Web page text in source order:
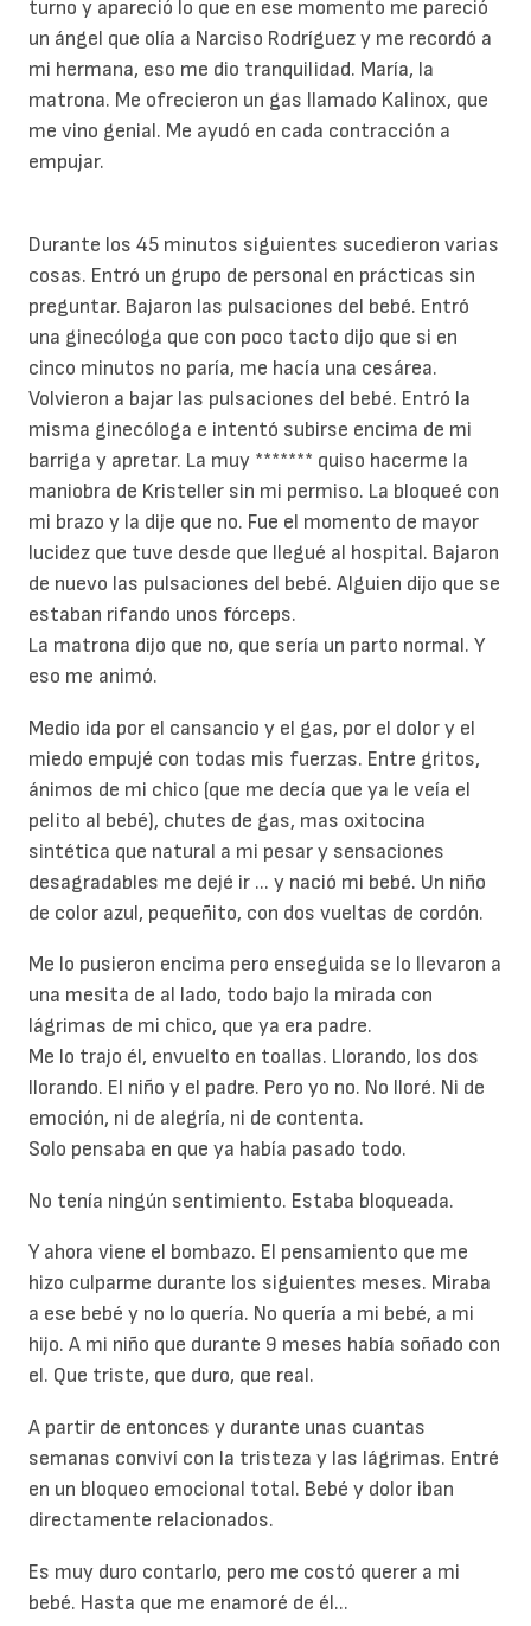
turno y apareció lo que en ese momento me pareció
un ángel que olía a Narciso Rodríguez y me recordó a
mi hermana, eso me dio tranquilidad. María, la
matrona. Me ofrecieron un gas llamado Kalinox, que
me vino genial. Me ayudó en cada contracción a
empujar.
Durante los 45 minutos siguientes sucedieron varias
cosas. Entró un grupo de personal en prácticas sin
preguntar. Bajaron las pulsaciones del bebé. Entró
una ginecóloga que con poco tacto dijo que si en
cinco minutos no paría, me hacía una cesárea.
Volvieron a bajar las pulsaciones del bebé. Entró la
misma ginecóloga e intentó subirse encima de mi
barriga y apretar. La muy ******* quiso hacerme la
maniobra de Kristeller sin mi permiso. La bloqueé con
mi brazo y la dije que no. Fue el momento de mayor
lucidez que tuve desde que llegué al hospital. Bajaron
de nuevo las pulsaciones del bebé. Alguien dijo que se
estaban rifando unos fórceps.
La matrona dijo que no, que sería un parto normal. Y
eso me animó.
Medio ida por el cansancio y el gas, por el dolor y el
miedo empujé con todas mis fuerzas. Entre gritos,
ánimos de mi chico (que me decía que ya le veía el
pelito al bebé), chutes de gas, mas oxitocina
sintética que natural a mi pesar y sensaciones
desagradables me dejé ir ... y nació mi bebé. Un niño
de color azul, pequeñito, con dos vueltas de cordón.
Me lo pusieron encima pero enseguida se lo llevaron a
una mesita de al lado, todo bajo la mirada con
lágrimas de mi chico, que ya era padre.
Me lo trajo él, envuelto en toallas. Llorando, los dos
llorando. El niño y el padre. Pero yo no. No lloré. Ni de
emoción, ni de alegría, ni de contenta.
Solo pensaba en que ya había pasado todo.
No tenía ningún sentimiento. Estaba bloqueada.
Y ahora viene el bombazo. El pensamiento que me
hizo culparme durante los siguientes meses. Miraba
a ese bebé y no lo quería. No quería a mi bebé, a mi
hijo. A mi niño que durante 9 meses había soñado con
el. Que triste, que duro, que real.
A partir de entonces y durante unas cuantas
semanas conviví con la tristeza y las lágrimas. Entré
en un bloqueo emocional total. Bebé y dolor iban
directamente relacionados.
Es muy duro contarlo, pero me costó querer a mi
bebé. Hasta que me enamoré de él...